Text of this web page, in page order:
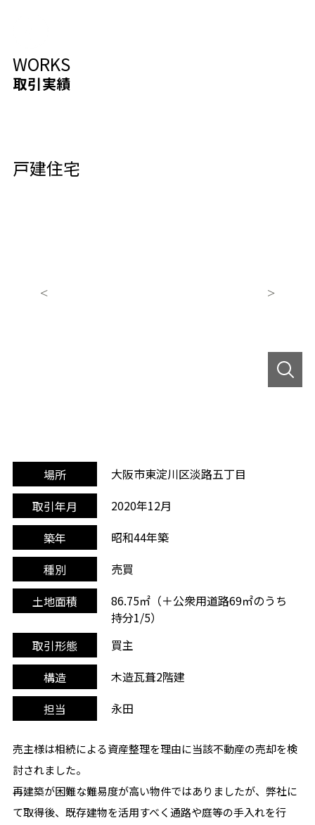
WORKS
取引実績
戸建住宅
場所
大阪市東淀川区淡路五丁目
取引年月
2020年12月
築年
昭和44年築
種別
売買
土地面積
86.75㎡（＋公衆用道路69㎡のうち
持分1/5）
取引形態
買主
構造
木造瓦葺2階建
担当
永田
売主様は相続による資産整理を理由に当該不動産の売却を検
討されました。
再建築が困難な難易度が高い物件ではありましたが、弊社に
て取得後、既存建物を活用すべく通路や庭等の手入れを行